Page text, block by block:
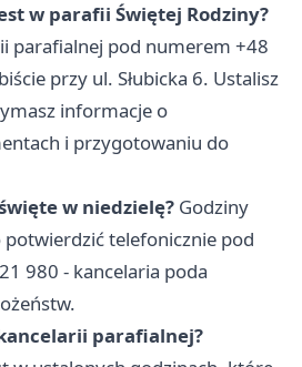
w parafii Świętej Rodziny?
parafialnej pod numerem +48
przy ul. Słubicka 6. Ustalisz
informacje o
i przygotowaniu do
w niedzielę? Godziny
telefonicznie pod
980 - kancelaria poda
parafialnej?